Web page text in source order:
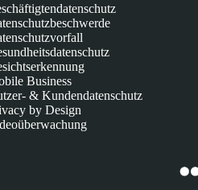
Business
& Kundendatenschutz
by Design